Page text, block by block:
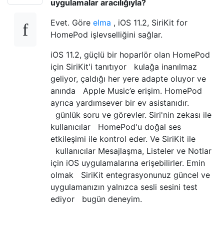
uygulamalar aracılığıyla?
Evet. Göre elma , iOS 11.2, SiriKit for
HomePod işlevselliğini sağlar.
iOS 11.2, güçlü bir hoparlör olan HomePod
için SiriKit'i tanıtıyor kulağa inanılmaz
geliyor, çaldığı her yere adapte oluyor ve
anında Apple Music’e erişim. HomePod
ayrıca yardımsever bir ev asistanıdır.
günlük soru ve görevler. Siri'nin zekası ile
kullanıcılar HomePod'u doğal ses
etkileşimi ile kontrol eder. Ve SiriKit ile
kullanıcılar Mesajlaşma, Listeler ve Notlar
için iOS uygulamalarına erişebilirler. Emin
olmak SiriKit entegrasyonunuz güncel ve
uygulamanızın yalnızca sesli sesini test
ediyor bugün deneyim.